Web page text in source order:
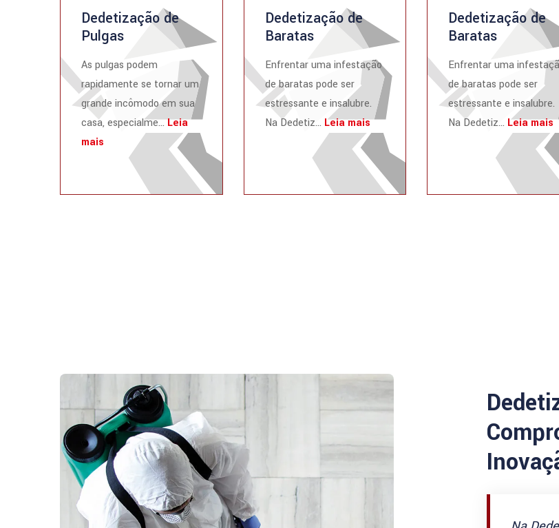
Dedetização de
Pulgas
As pulgas podem
rapidamente se tornar um
grande incômodo em sua
casa, especialme...Leia
mais
Dedetização de
Baratas
Enfrentar uma infestação
de baratas pode ser
estressante e insalubre.
Na Dedetiz... Leia mais
Dedetização de
Baratas
Enfrentar uma
de baratas pode ser
estressante e insalubre.
Na Dedetiz... Leia mais